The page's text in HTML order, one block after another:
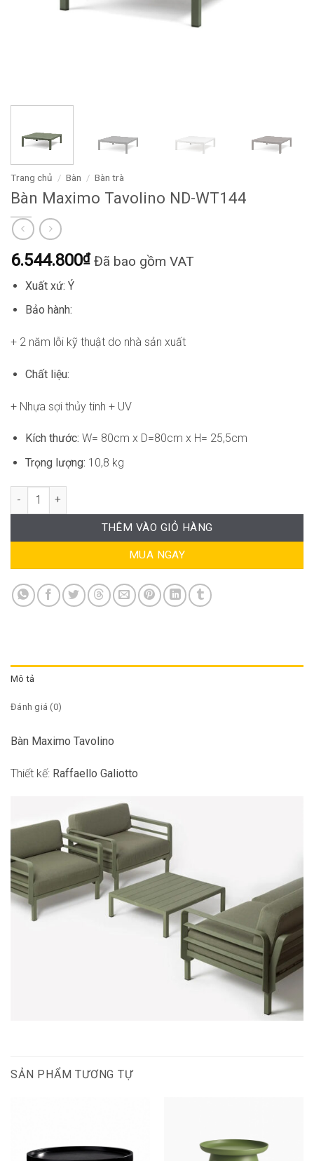
Trang chủ / Bàn / Bàn trà
Bàn Maximo Tavolino ND-WT144
6.544.800₫ Đã bao gồm VAT
Xuất xứ: Ý
Bảo hành:
+ 2 năm lỗi kỹ thuật do nhà sản xuất
Chất liệu:
+ Nhựa sợi thủy tinh + UV
Kích thước: W= 80cm x D=80cm x H= 25,5cm
Trọng lượng: 10,8 kg
Bàn Maximo Tavolino ND-WT144 số lượng
THÊM VÀO GIỎ HÀNG
MUA NGAY
Mô tả
Đánh giá (0)
Bàn Maximo Tavolino
Thiết kế: Raffaello Galiotto
SẢN PHẨM TƯƠNG TỰ